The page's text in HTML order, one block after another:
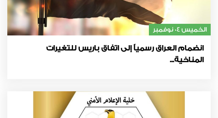
الخميس 04 نوفمبر
انضمام العراق رسمياً إلى اتفاق باريس للتغيرات
المناخية...